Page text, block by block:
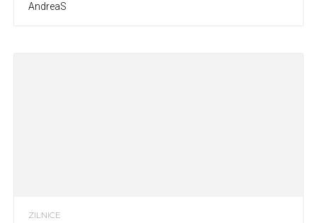
AndreaS
ZILNICE